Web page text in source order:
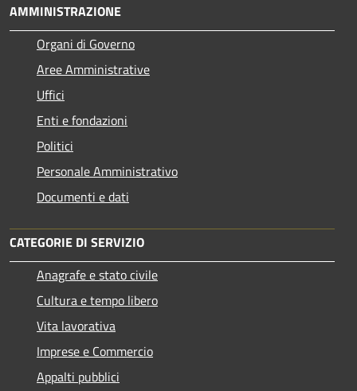
AMMINISTRAZIONE
Organi di Governo
Aree Amministrative
Uffici
Enti e fondazioni
Politici
Personale Amministrativo
Documenti e dati
CATEGORIE DI SERVIZIO
Anagrafe e stato civile
Cultura e tempo libero
Vita lavorativa
Imprese e Commercio
Appalti pubblici